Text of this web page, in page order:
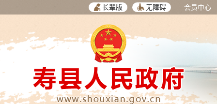
长辈版 无障碍 会员中心